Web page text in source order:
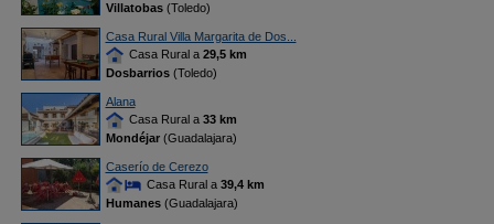
Villatobas(Toledo)
Casa Rural Villa Margarita de Dos...
Casa Rural a 29,5 km
Dosbarrios(Toledo)
Alana
Casa Rural a 33 km
Mondéjar(Guadalajara)
Caserío de Cerezo
Casa Rural a 39,4 km
Humanes(Guadalajara)